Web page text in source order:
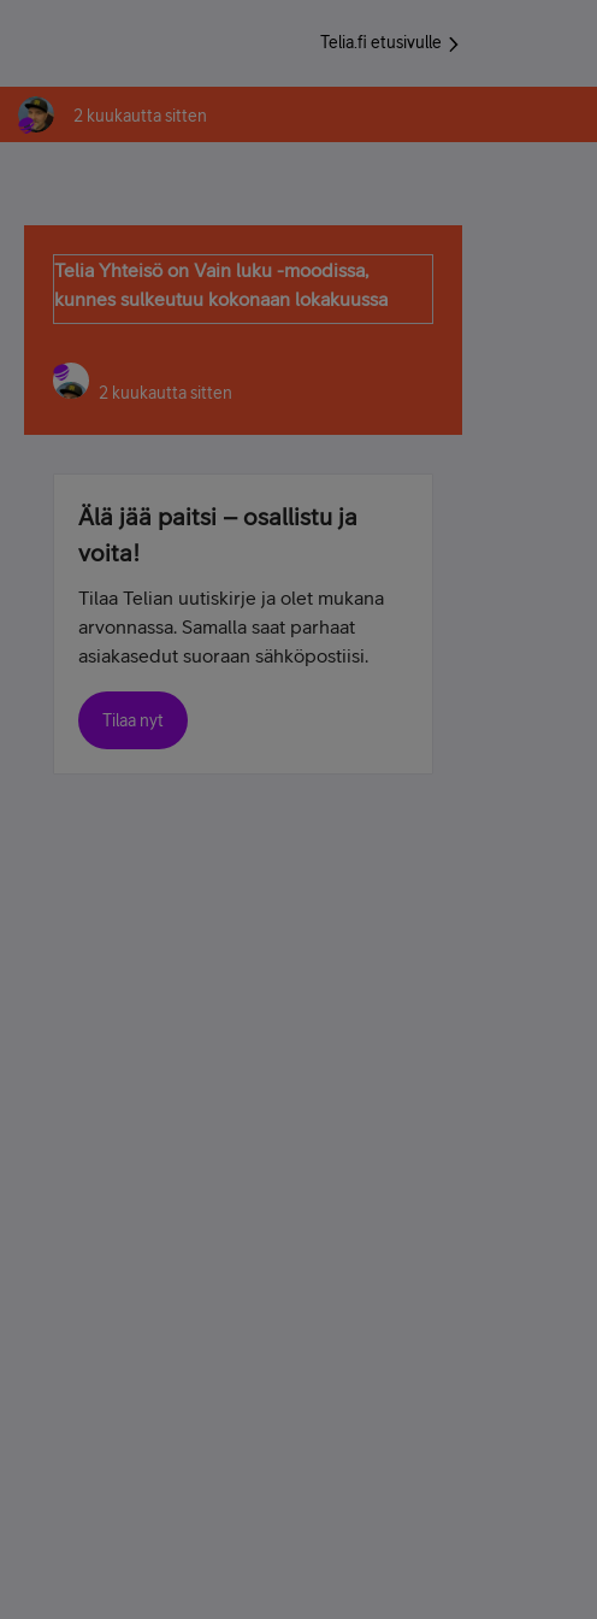
Telia.fi etusivulle
2 kuukautta sitten
Telia Yhteisö on Vain luku -moodissa,
kunnes sulkeutuu kokonaan lokakuussa
2 kuukautta sitten
Älä jää paitsi – osallistu ja
voita!
Tilaa Telian uutiskirje ja olet mukana
arvonnassa. Samalla saat parhaat
asiakasedut suoraan sähköpostiisi.
Tilaa nyt